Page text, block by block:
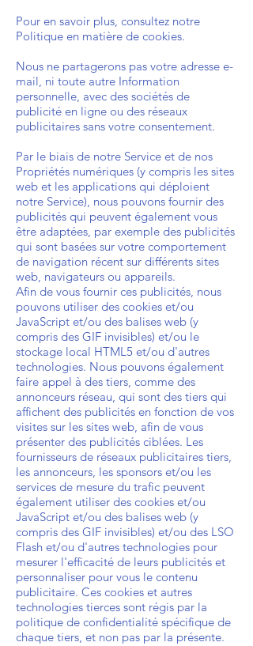
Pour en savoir plus, consultez notre
Politique en matière de cookies.
Nous ne partagerons pas votre adresse e-
mail, ni toute autre Information
personnelle, avec des sociétés de
publicité en ligne ou des réseaux
publicitaires sans votre consentement.
Par le biais de notre Service et de nos
Propriétés numériques (y compris les sites
web et les applications qui déploient
notre Service), nous pouvons fournir des
publicités qui peuvent également vous
être adaptées, par exemple des publicités
qui sont basées sur votre comportement
de navigation récent sur différents sites
web, navigateurs ou appareils.
Afin de vous fournir ces publicités, nous
pouvons utiliser des cookies et/ou
JavaScript et/ou des balises web (y
compris des GIF invisibles) et/ou le
stockage local HTML5 et/ou d'autres
technologies. Nous pouvons également
faire appel à des tiers, comme des
annonceurs réseau, qui sont des tiers qui
affichent des publicités en fonction de vos
visites sur les sites web, afin de vous
présenter des publicités ciblées. Les
fournisseurs de réseaux publicitaires tiers,
les annonceurs, les sponsors et/ou les
services de mesure du trafic peuvent
également utiliser des cookies et/ou
JavaScript et/ou des balises web (y
compris des GIF invisibles) et/ou des LSO
Flash et/ou d'autres technologies pour
mesurer l'efficacité de leurs publicités et
personnaliser pour vous le contenu
publicitaire. Ces cookies et autres
technologies tierces sont régis par la
politique de confidentialité spécifique de
chaque tiers, et non pas par la présente.